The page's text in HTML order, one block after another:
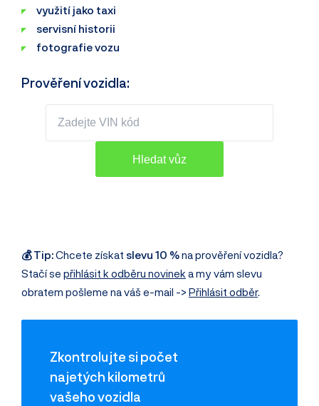
využití jako taxi
servisní historii
fotografie vozu
Prověření vozidla:
💰 Tip:Chcete získat slevu 10 %na prověření vozidla?
Stačí se přihlásit k odběru novinek a my vám slevu
obratem pošleme na váš e-mail -> Přihlásit odběr.
Zkontrolujte si počet
najetých kilometrů
vašeho vozidla